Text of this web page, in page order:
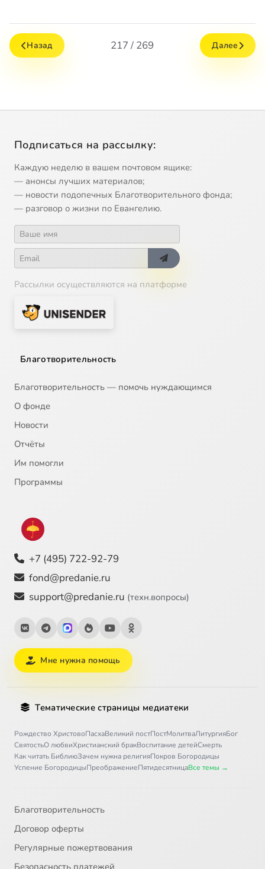
Назад 217 / 269 Далее
Подписаться на рассылку:
Каждую неделю в вашем почтовом ящике:
— анонсы лучших материалов;
— новости подопечных Благотворительного фонда;
— разговор о жизни по Евангелию.
Рассылки осуществляются на платформе
Благотворительность
Благотворительность — помочь нуждающимся
О фонде
Новости
Отчёты
Им помогли
Программы
+7 (495) 722-92-79
fond@predanie.ru
support@predanie.ru (техн.вопросы)
Мне нужна помощь
Тематические страницы медиатеки
Рождество ХристовоПасхаВеликий постПостМолитваЛитургияБог
СвятостьО любвиХристианский бракВоспитание детейСмерть
Как читать БиблиюЗачем нужна религияПокров Богородицы
Успение БогородицыПреображениеПятидесятницаВсе темы →
Благотворительность
Договор оферты
Регулярные пожертвования